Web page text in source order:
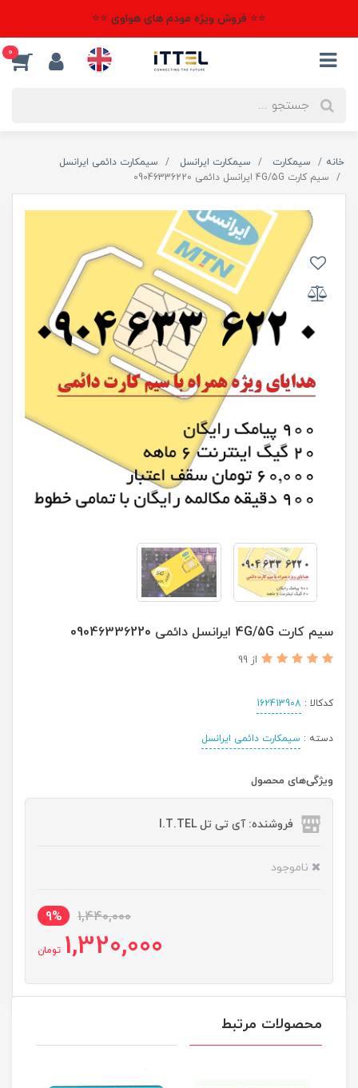
⭐⭐ فروش ویژه مودم های هواوی ⭐⭐
0
خانه سیمکارت سیمکارت ایرانسل
سیمکارت دائمی ایرانسل
سیم کارت 4G/5G ایرانسل دائمی 09046336220
سیم کارت 4G/5G ایرانسل دائمی 09046336220
از 99
کدکالا : 162413908
دسته : سیمکارت دائمی ایرانسل
ویژگی‌های محصول
فروشنده: آی تی تل I.T.TEL
ناموجود
1,440,000
9%
1,320,000 تومان
محصولات مرتبط